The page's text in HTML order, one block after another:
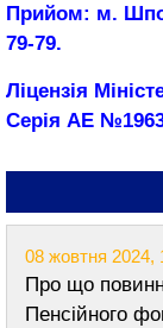
Прийом: м.
79-79.
Ліцензія
Серія АЕ
08 жовтня 2024,
Про що
Пенсійного